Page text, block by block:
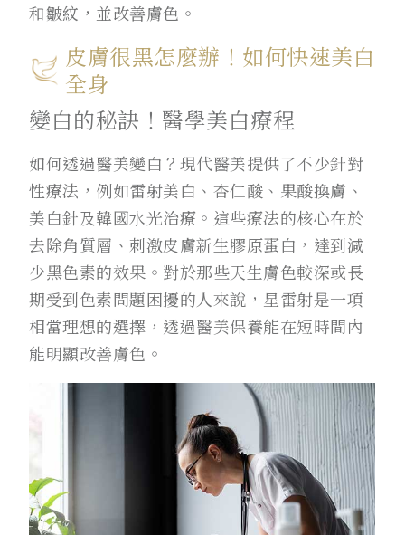
和皺紋，並改善膚色。
皮膚很黑怎麼辦！如何快速美白
全身
變白的秘訣！醫學美白療程
如何透過醫美變白？現代醫美提供了不少針對
性療法，例如雷射美白、杏仁酸、果酸換膚、
美白針及韓國水光治療。這些療法的核心在於
去除角質層、刺激皮膚新生膠原蛋白，達到減
少黑色素的效果。對於那些天生膚色較深或長
期受到色素問題困擾的人來說，星雷射是一項
相當理想的選擇，透過醫美保養能在短時間內
能明顯改善膚色。